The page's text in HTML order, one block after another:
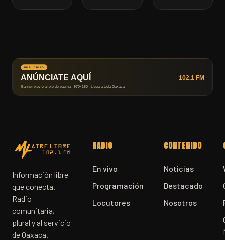
Información libre
que conecta.
Radio
comunitaria,
plural y al servicio
de Oaxaca.
RADIO
En vivo
Programación
Locutores
CONTENIDO
Noticias
Destacado
Nosotros